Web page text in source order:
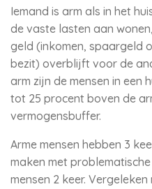
Iemand is arm als in het
de vaste lasten aan
geld (inkomen, spaargeld
bezit) overblijft voor de
arm zijn de mensen in een
tot 25 procent boven de
vermogensbuffer.
Arme mensen hebben 3
maken met
mensen 2 keer.